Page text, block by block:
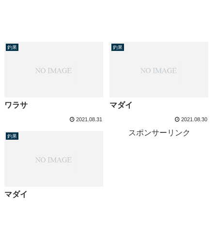
釣果
ワラサ
2021.08.31
釣果
マダイ
2021.08.30
釣果
マダイ
スポンサーリンク